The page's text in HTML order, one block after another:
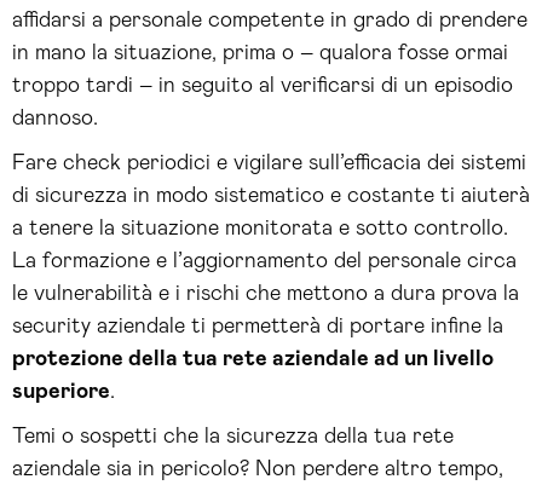
affidarsi a personale competente in grado di prendere
in mano la situazione, prima o – qualora fosse ormai
troppo tardi – in seguito al verificarsi di un episodio
dannoso.
Fare check periodici e vigilare sull’efficacia dei sistemi
di sicurezza in modo sistematico e costante ti aiuterà
a tenere la situazione monitorata e sotto controllo.
La formazione e l’aggiornamento del personale circa
le vulnerabilità e i rischi che mettono a dura prova la
security aziendale ti permetterà di portare infine la
protezione della tua rete aziendale ad un livello
superiore.
Temi o sospetti che la sicurezza della tua rete
aziendale sia in pericolo? Non perdere altro tempo,